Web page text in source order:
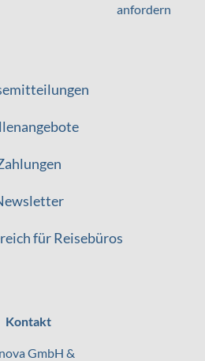
anfordern
für Reisebüros
Kontakt
GmbH &